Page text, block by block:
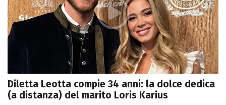
Diletta Leotta compie 34 anni: la dolce dedica
(a distanza) del marito Loris Karius